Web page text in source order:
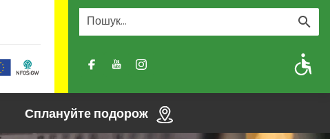
A- A A+
Сплануйте подорож